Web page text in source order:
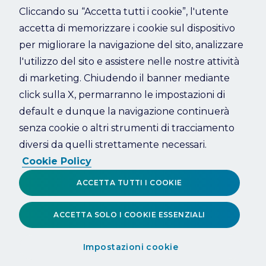
Refresh
Cliccando su “Accetta tutti i cookie”, l'utente
accetta di memorizzare i cookie sul dispositivo
per migliorare la navigazione del sito, analizzare
l'utilizzo del sito e assistere nelle nostre attività
di marketing. Chiudendo il banner mediante
click sulla X, permarranno le impostazioni di
default e dunque la navigazione continuerà
senza cookie o altri strumenti di tracciamento
diversi da quelli strettamente necessari.
Cookie Policy
Impostazioni cookie
ACCETTA SOLO I COOKIE ESSENZIALI
ACCETTA TUTTI I COOKIE